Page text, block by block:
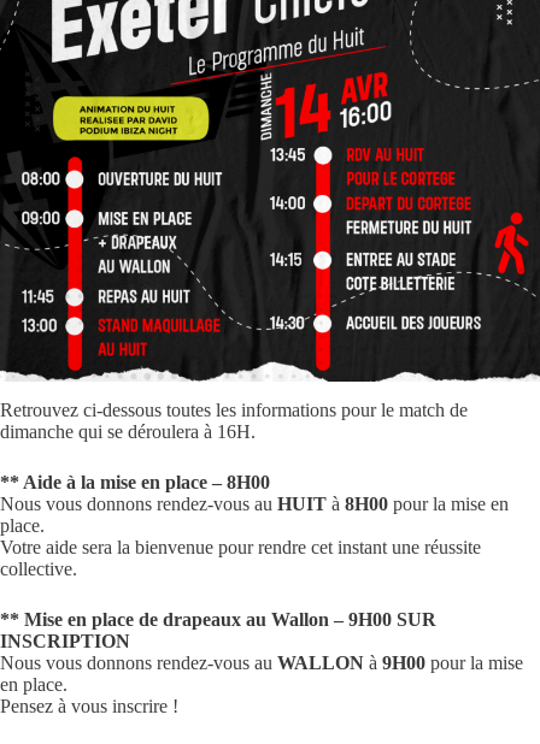
Retrouvez ci-dessous toutes les informations pour le match de
dimanche qui se déroulera à 16H.
** Aide à la mise en place – 8H00
Nous vous donnons rendez-vous au HUIT à 8H00 pour la mise en
place.
Votre aide sera la bienvenue pour rendre cet instant une réussite
collective.
** Mise en place de drapeaux au Wallon – 9H00 SUR
INSCRIPTION
Nous vous donnons rendez-vous au WALLON à 9H00 pour la mise
en place.
Pensez à vous inscrire !